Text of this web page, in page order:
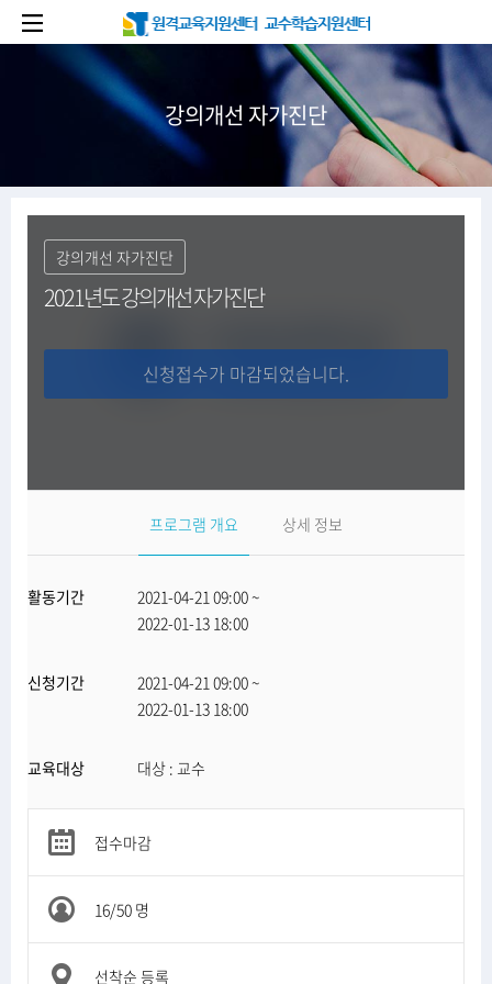
메인 콘텐츠로 건너뛰기
강의개선 자가진단
강의개선 자가진단
2021년도 강의개선 자가진단
신청접수가 마감되었습니다.
프로그램 개요 상세 정보
활동기간 2021-04-21 09:00~
2022-01-13 18:00
신청기간 2021-04-21 09:00~
2022-01-13 18:00
교육대상 대상 : 교수
접수마감
16/50 명
선착순 등록